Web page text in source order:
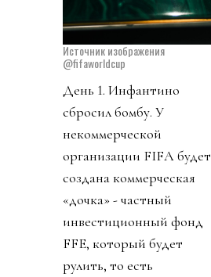
Источник изображения
@fifaworldcup
День 1. Инфантино
сбросил бомбу. У
некоммерческой
организации FIFA будет
создана коммерческая
«дочка» - частный
инвестиционный фонд
FFE, который будет
рулить, то есть